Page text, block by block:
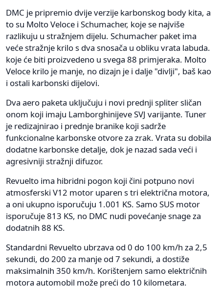
DMC je pripremio dvije verzije karbonskog body kita, a
to su Molto Veloce i Schumacher, koje se najviše
razlikuju u stražnjem dijelu. Schumacher paket ima
veće stražnje krilo s dva snosača u obliku vrata labuda.
koje će biti proizvedeno u svega 88 primjeraka. Molto
Veloce krilo je manje, no dizajn je i dalje "divlji", baš kao
i ostali karbonski dijelovi.
Dva aero paketa uključuju i novi prednji spliter sličan
onom koji imaju Lamborghinijeve SVJ varijante. Tuner
je redizajnirao i prednje branike koji sadrže
funkcionalne karbonske otvore za zrak. Vrata su dobila
dodatne karbonske detalje, dok je nazad sada veći i
agresivniji stražnji difuzor.
Revuelto ima hibridni pogon koji čini potpuno novi
atmosferski V12 motor uparen s tri električna motora,
a oni ukupno isporučuju 1.001 KS. Samo SUS motor
isporučuje 813 KS, no DMC nudi povećanje snage za
dodatnih 88 KS.
Standardni Revuelto ubrzava od 0 do 100 km/h za 2,5
sekundi, do 200 za manje od 7 sekundi, a dostiže
maksimalnih 350 km/h. Korištenjem samo električnih
motora automobil može preći do 10 kilometara.